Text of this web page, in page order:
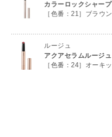
カラーロックシャー
［色番：21］ブラウン
ルージュ
アクアセラムルージュ
［色番：24］オーキ